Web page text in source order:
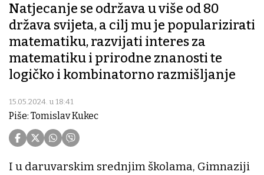
Natjecanje se održava u više od 80
država svijeta, a cilj mu je popularizirati
matematiku, razvijati interes za
matematiku i prirodne znanosti te
logičko i kombinatorno razmišljanje
15.05.2024. u 18:41
Piše: Tomislav Kukec
I u daruvarskim srednjim školama, Gimnaziji